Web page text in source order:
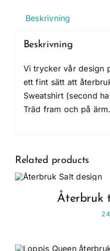
Beskrivning
Beskrivning
Vi trycker vår design
ett fint sätt att
Sweatshirt (second
Träd fram och på
Related products
Återbruk